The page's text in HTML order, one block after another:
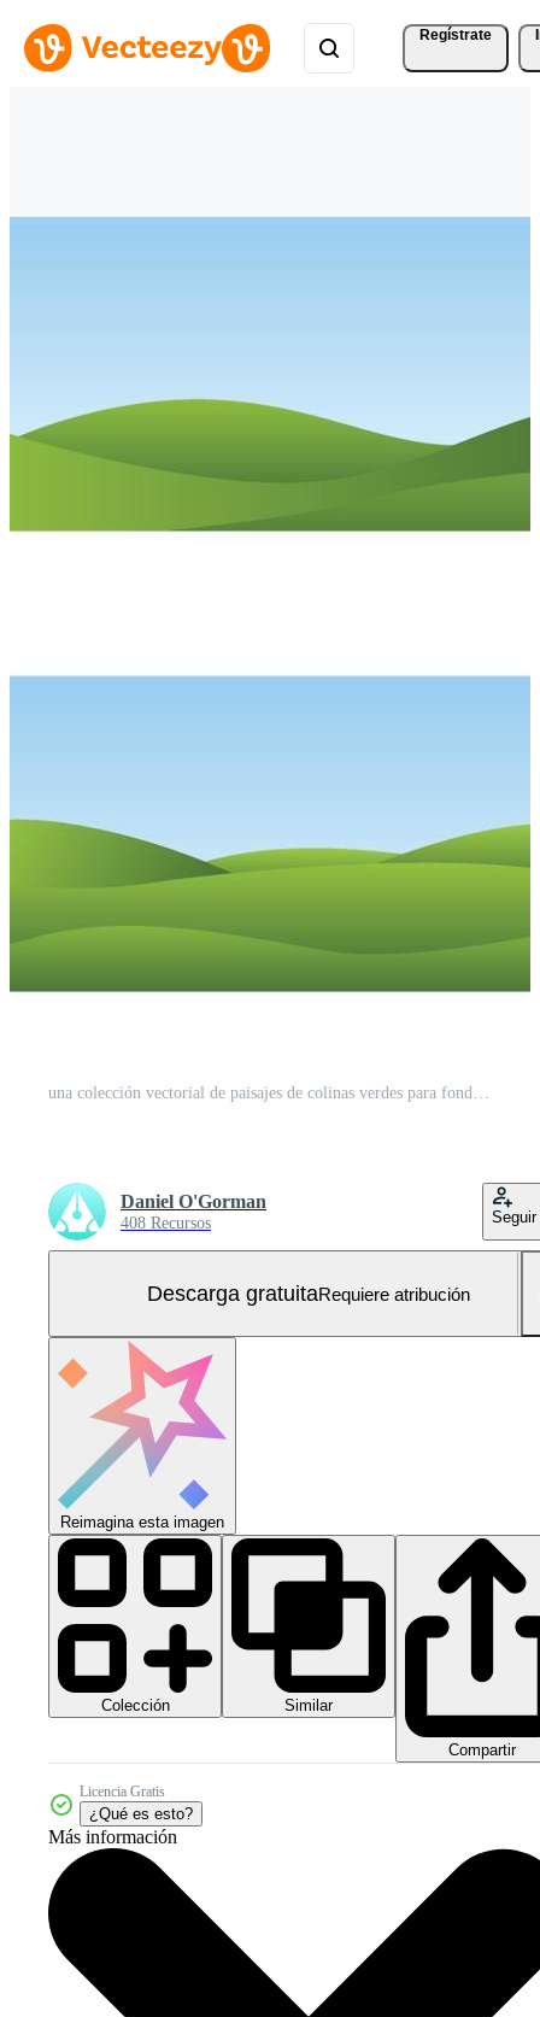
Regístrate
una colección vectorial de paisajes de colinas verdes para fondos y composiciones artísticas Vector Gratis y SVG Gratis
Daniel O'Gorman
408 Recursos Seguir
Descarga gratuitaRequiere atribución
Reimagina esta imagen
Colección Similar
Compartir
Licencia Gratis
¿Qué es esto?
Más información